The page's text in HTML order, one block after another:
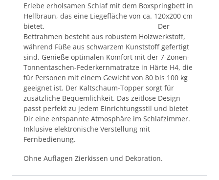
Erlebe erholsamen Schlaf mit dem Boxspringbett in
Hellbraun, das eine Liegefläche von ca. 120x200 cm
bietet. Der
Bettrahmen besteht aus robustem Holzwerkstoff,
während Füße aus schwarzem Kunststoff gefertigt
sind. Genieße optimalen Komfort mit der 7-Zonen-
Tonnentaschen-Federkernmatratze in Härte H4, die
für Personen mit einem Gewicht von 80 bis 100 kg
geeignet ist. Der Kaltschaum-Topper sorgt für
zusätzliche Bequemlichkeit. Das zeitlose Design
passt perfekt zu jedem Einrichtungsstil und bietet
Dir eine entspannte Atmosphäre im Schlafzimmer.
Inklusive elektronische Verstellung mit
Fernbedienung.
Ohne Auflagen Zierkissen und Dekoration.